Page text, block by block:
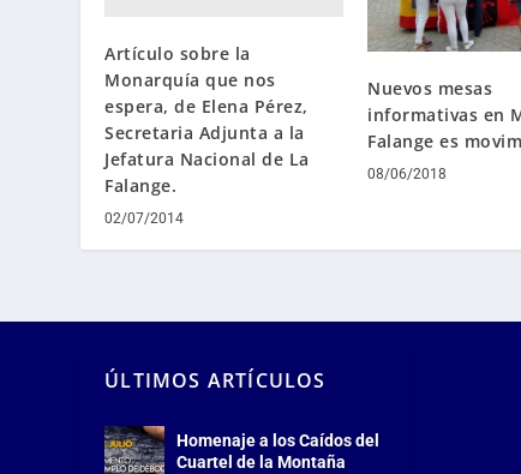
Artículo sobre la
Monarquía que nos
espera, de Elena Pérez,
Secretaria Adjunta a la
Jefatura Nacional de La
Falange.
02/07/2014
Nuevos mesas
informativas en
Falange es
08/06/2018
ÚLTIMOS ARTÍCULOS
Homenaje a los Caídos del
Cuartel de la Montaña